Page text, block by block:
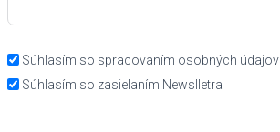
Súhlasím so spracovaním osobných údajov
Súhlasím so zasielaním Newslletra